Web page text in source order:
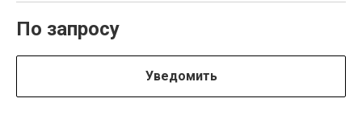
По запросу
Уведомить